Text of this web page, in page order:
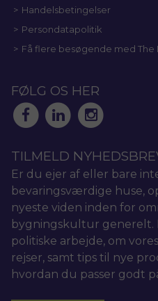
Handelsbetingelser
Persondatapolitik
Få flere besøgende med The
FØLG OS HER
TILMELD
Er du ejer af eller bare
bevaringsværdige huse,
nyeste viden inden for
bygningskultur generelt.
politiske arbejde, om
rejser, samt tips til nye
hvordan du passer godt